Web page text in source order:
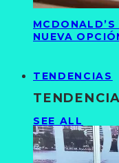
NUEVA
TENDENCIAS
SEE ALL